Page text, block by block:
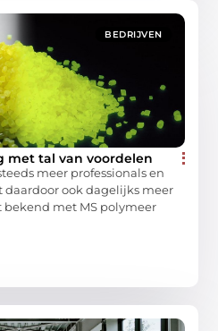
BEDRIJVEN
met tal van voordelen
meer professionals en
ook dagelijks meer
met MS polymeer